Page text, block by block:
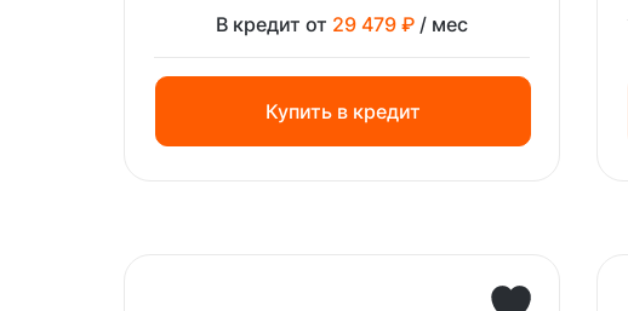
В кредит от 29 479 ₽ / мес
Купить в кредит